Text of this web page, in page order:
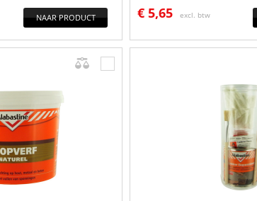
NAAR PRODUCT € 5,65 excl. btw